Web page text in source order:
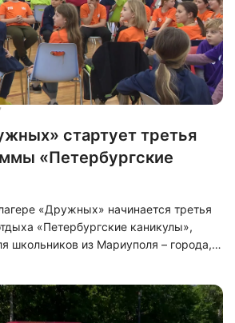
стартует третья
«Петербургские
«Дружных» начинается третья
«Петербургские каникулы»,
школьников из Мариуполя – города,
и 20 педагогов,